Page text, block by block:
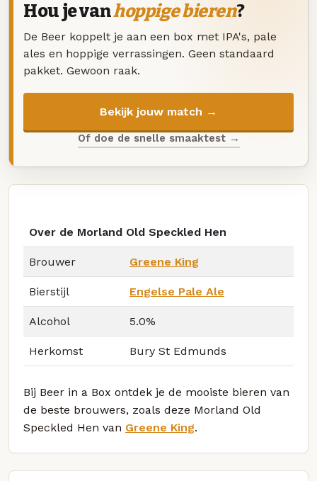
Hou je vanhoppige bieren?
De Beer koppelt je aan een box met IPA's, pale
ales en hoppige verrassingen. Geen standaard
pakket. Gewoon raak.
Bekijk jouw match →
Of doe de snelle smaaktest →
Over de Morland Old Speckled Hen
Brouwer Greene King
Bierstijl Engelse Pale Ale
Alcohol 5.0%
Herkomst Bury St Edmunds
Bij Beer in a Box ontdek je de mooiste bieren van
de beste brouwers, zoals deze Morland Old
Speckled Hen van Greene King.